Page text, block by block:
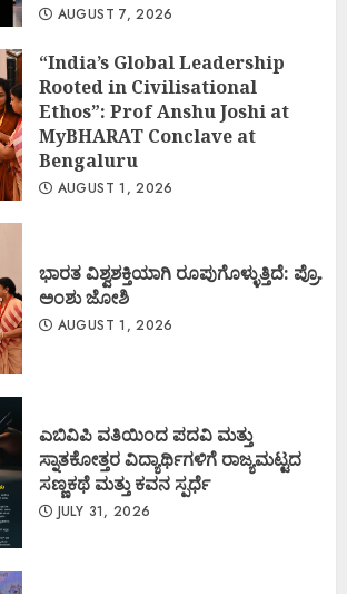
AUGUST 7, 2026
“India’s Global Leadership
Rooted in Civilisational
Ethos”: Prof Anshu Joshi at
MyBHARAT Conclave at
Bengaluru
AUGUST 1, 2026
ಭಾರತ ವಿಶ್ವಶಕ್ತಿಯಾಗಿ ರೂಪುಗೊಳ್ಳುತ್ತಿದೆ: ಪ್ರೊ.
ಅಂಶು ಜೋಶಿ
AUGUST 1, 2026
ಎಬಿವಿಪಿ ವತಿಯಿಂದ ಪದವಿ ಮತ್ತು
ಸ್ನಾತಕೋತ್ತರ ವಿದ್ಯಾರ್ಥಿಗಳಿಗೆ ರಾಜ್ಯಮಟ್ಟದ
ಸಣ್ಣಕಥೆ ಮತ್ತು ಕವನ ಸ್ಪರ್ಧೆ
JULY 31, 2026